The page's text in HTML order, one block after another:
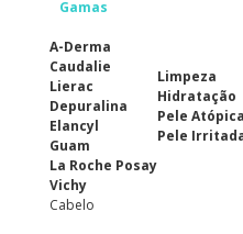
Gamas
A-Derma
Caudalie
Lierac
Depuralina
Elancyl
Guam
La Roche Posay
Vichy
Limpeza
Hidratação
Pele Atópica
Pele
Cabelo